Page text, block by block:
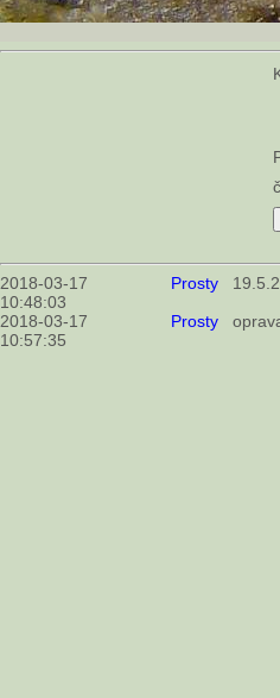
2018-03-17
10:48:03
Prosty
2018-03-17
10:57:35
Prosty